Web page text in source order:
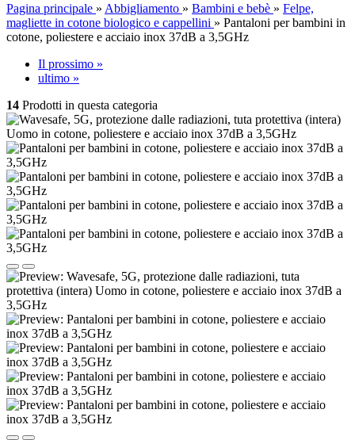
Pagina principale » Abbigliamento » Bambini e bebè » Felpe,
magliette in cotone biologico e cappellini » Pantaloni per bambini in
cotone, poliestere e acciaio inox 37dB a 3,5GHz
Il prossimo »
ultimo »
14 Prodotti in questa categoria